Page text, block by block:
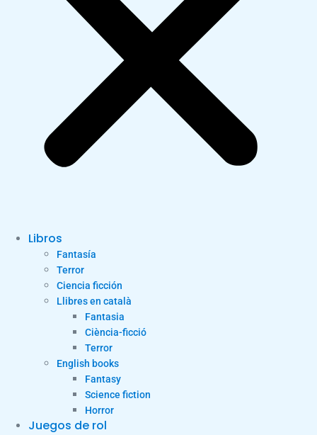
Libros
Fantasía
Terror
Ciencia ficción
Llibres en català
Fantasia
Ciència-ficció
Terror
English books
Fantasy
Science fiction
Horror
Juegos de rol